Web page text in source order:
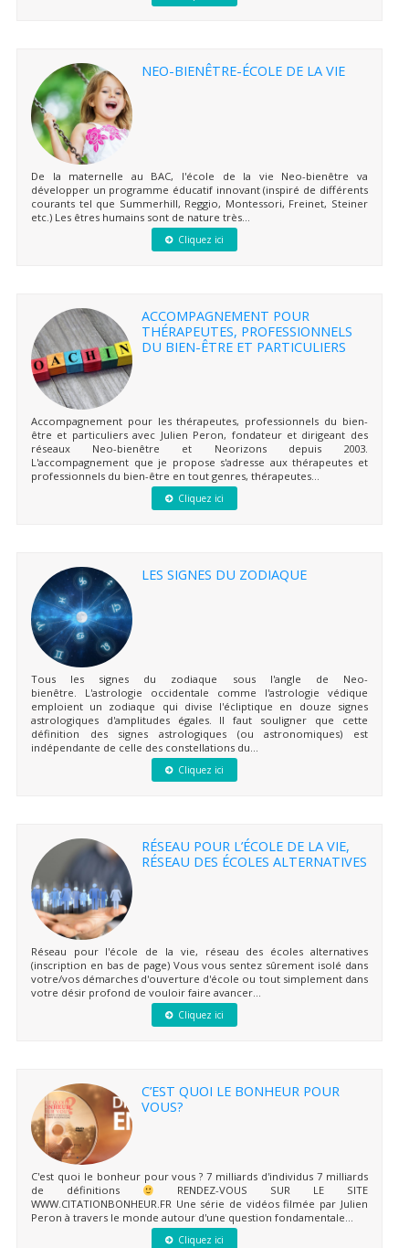
NEO-BIENÊTRE-ÉCOLE DE LA VIE
De la maternelle au BAC, l'école de la vie Neo-bienêtre va
développer un programme éducatif innovant (inspiré de différents
courants tel que Summerhill, Reggio, Montessori, Freinet, Steiner
etc.) Les êtres humains sont de nature très...
Cliquez ici
ACCOMPAGNEMENT POUR
THÉRAPEUTES, PROFESSIONNELS
DU BIEN-ÊTRE ET PARTICULIERS
Accompagnement pour les thérapeutes, professionnels du bien-
être et particuliers avec Julien Peron, fondateur et dirigeant des
réseaux Neo-bienêtre et Neorizons depuis 2003.
L'accompagnement que je propose s'adresse aux thérapeutes et
professionnels du bien-être en tout genres, thérapeutes...
Cliquez ici
LES SIGNES DU ZODIAQUE
Tous les signes du zodiaque sous l'angle de Neo-
bienêtre. L'astrologie occidentale comme l'astrologie védique
emploient un zodiaque qui divise l'écliptique en douze signes
astrologiques d'amplitudes égales. Il faut souligner que cette
définition des signes astrologiques (ou astronomiques) est
indépendante de celle des constellations du...
Cliquez ici
RÉSEAU POUR L’ÉCOLE DE LA VIE,
RÉSEAU DES ÉCOLES ALTERNATIVES
Réseau pour l'école de la vie, réseau des écoles alternatives
(inscription en bas de page) Vous vous sentez sûrement isolé dans
votre/vos démarches d'ouverture d'école ou tout simplement dans
votre désir profond de vouloir faire avancer...
Cliquez ici
C’EST QUOI LE BONHEUR POUR
VOUS?
C'est quoi le bonheur pour vous ? 7 milliards d'individus 7 milliards
de définitions
RENDEZ-VOUS SUR LE SITE
WWW.CITATIONBONHEUR.FR Une série de vidéos filmée par Julien
Peron à travers le monde autour d'une question fondamentale...
Cliquez ici